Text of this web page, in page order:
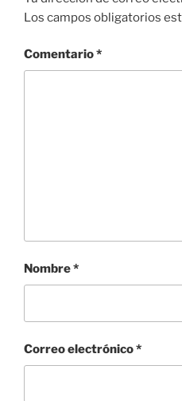
Los campos obligatorios
Comentario*
Nombre*
Correo electrónico*